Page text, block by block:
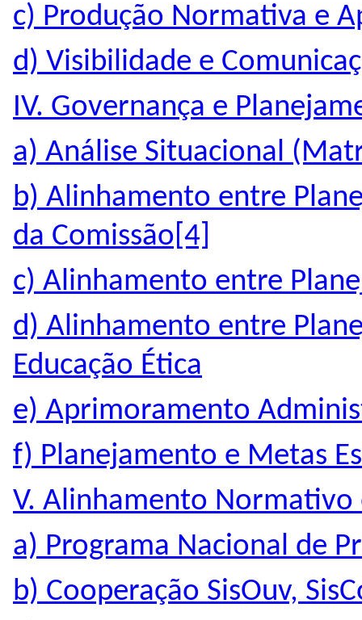
c) Produção Normativa e
d) Visibilidade e
IV. Governança e
a) Análise Situacional
b) Alinhamento entre
da Comissão[4]
c) Alinhamento entre
d) Alinhamento entre
Educação Ética
e) Aprimoramento
f) Planejamento e Metas
V. Alinhamento Normativo
a) Programa Nacional de
b) Cooperação SisOuv,